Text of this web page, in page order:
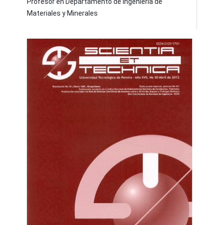
Profesor en Departamento de Ingeniería de
Materiales y Minerales